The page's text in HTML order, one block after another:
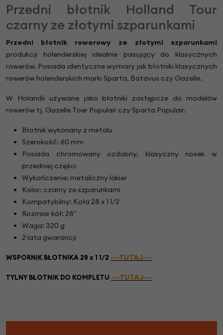
Przedni błotnik Holland Tour
czarny ze złotymi szparunkami
Przedni błotnik rowerowy ze złotymi szparunkami
produkcji holenderskiej idealnie pasujący do klasycznych
rowerów. Posiada identyczne wymiary jak błotniki klasycznych
rowerów holenderskich marki Sparta, Batavus czy Gazelle.
W Holandii używane jako błotniki zastępcze do modelów
rowerów tj. Gazelle Toer Populair czy Sparta Populair.
Błotnik wykonany z metalu
Szerokość: 60 mm
Posiada chromowany ozdobny, klasyczny nosek w
przedniej części
Wykończenie: metaliczny lakier
Kolor: czarny ze szparunkami
Kompatybilny: Koła 28 x 1 1/2
Rozmiar kół: 28"
Waga: 320 g
2 lata gwarancji
WSPORNIK BŁOTNIKA 28 x 1 1/2 ---TUTAJ---
TYLNY BŁOTNIK DO KOMPLETU ---TUTAJ---